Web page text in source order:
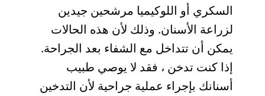
السكري أو اللوكيميا مرشحين جيدين
لزراعة الأسنان. وذلك لأن هذه الحالات
يمكن أن تتداخل مع الشفاء بعد الجراحة.
إذا كنت تدخن ، فقد لا يوصي طبيب
أسنانك بإجراء عملية جراحية لأن التدخين